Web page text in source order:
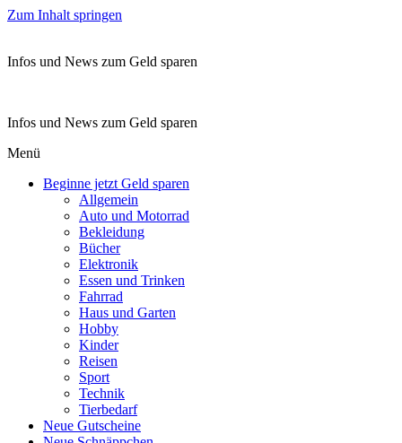
Zum Inhalt springen
Infos und News zum Geld sparen
Infos und News zum Geld sparen
Menü
Beginne jetzt Geld sparen
Allgemein
Auto und Motorrad
Bekleidung
Bücher
Elektronik
Essen und Trinken
Fahrrad
Haus und Garten
Hobby
Kinder
Reisen
Sport
Technik
Tierbedarf
Neue Gutscheine